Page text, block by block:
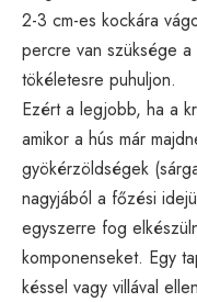
2-3 cm-es kockára
percre van szüksége
tökéletesre puhuljon.
Ezért a legjobb, ha a
amikor a hús már
gyökérzöldségek
nagyjából a főzési
egyszerre fog
komponenseket. Egy
késsel vagy villával